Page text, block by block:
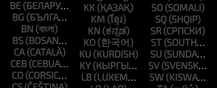
BE
BG
BN
BS
CA
CEB
CO
KK
KM
KN
KO
KU
KY
LB
SO
SQ
SR
ST
SU
SV
SW